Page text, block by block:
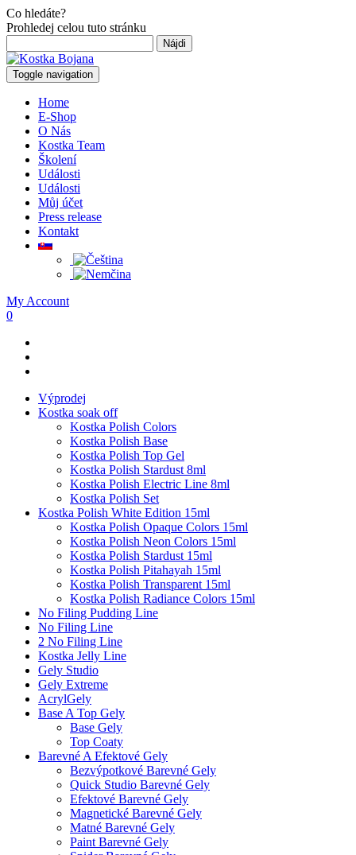
Co hledáte?
Prohledej celou tuto stránku
Toggle navigation
Home
E-Shop
O Nás
Kostka Team
Školení
Události
Události
Můj účet
Press release
Kontakt
My Account
0
Výprodej
Kostka soak off
Kostka Polish Colors
Kostka Polish Base
Kostka Polish Top Gel
Kostka Polish Stardust 8ml
Kostka Polish Electric Line 8ml
Kostka Polish Set
Kostka Polish White Edition 15ml
Kostka Polish Opaque Colors 15ml
Kostka Polish Neon Colors 15ml
Kostka Polish Stardust 15ml
Kostka Polish Pitahayah 15ml
Kostka Polish Transparent 15ml
Kostka Polish Radiance Colors 15ml
No Filing Pudding Line
No Filing Line
2 No Filing Line
Kostka Jelly Line
Gely Studio
Gely Extreme
AcrylGely
Base A Top Gely
Base Gely
Top Coaty
Barevné A Efektové Gely
Bezvýpotkové Barevné Gely
Quick Studio Barevné Gely
Efektové Barevné Gely
Magnetické Barevné Gely
Matné Barevné Gely
Paint Barevné Gely